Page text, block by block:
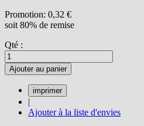
Promotion: 0,32 €
soit 80% de remise
Qté :
Ajouter au panier
|
Ajouter à la liste d'envies